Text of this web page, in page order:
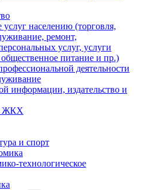
услуг населению (торговля,
ремонт,
услуг, услуги
питание и пр.)
деятельности
информации, издательство и
ЖКХ
и спорт
технологическое